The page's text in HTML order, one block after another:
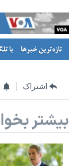
اشتراک
بیشتر